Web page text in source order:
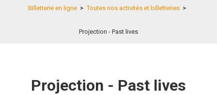
Billetterie en ligne > Toutes nos activités et billetteries >
Projection - Past lives
Projection - Past lives